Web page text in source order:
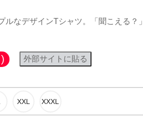
なデザインTシャツ。「聞こえる？」
外部サイトに貼る